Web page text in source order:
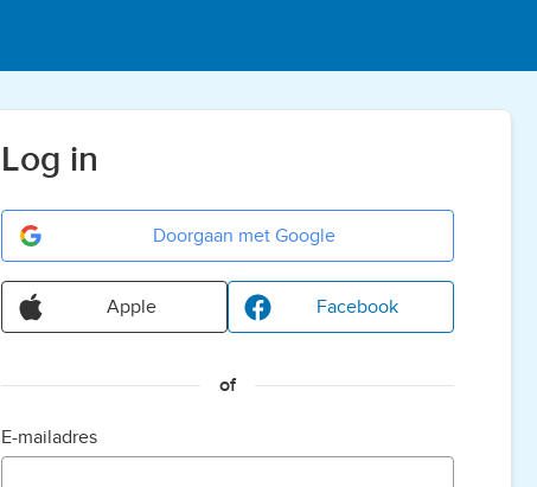
Log in
Doorgaan met Google
Apple Facebook
of
E-mailadres